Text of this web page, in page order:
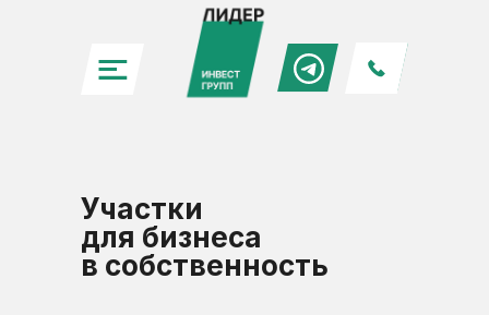
Участки
для бизнеса
в собственность